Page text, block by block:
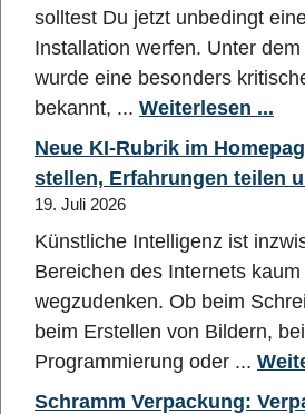
solltest Du jetzt unbedingt
Installation werfen. Unter
wurde eine besonders
bekannt, ... Weiterlesen ...
Neue KI-Rubrik im
stellen, Erfahrungen teilen
19. Juli 2026
Künstliche Intelligenz ist
Bereichen des Internets kaum
wegzudenken. Ob beim
beim Erstellen von Bildern,
Programmierung oder ...
Schramm Verpackung: